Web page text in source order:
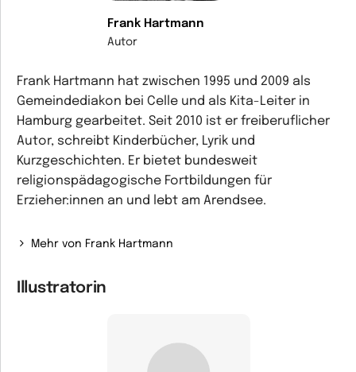
Frank Hartmann
Autor
Frank Hartmann hat zwischen 1995 und 2009 als
Gemeindediakon bei Celle und als Kita-Leiter in
Hamburg gearbeitet. Seit 2010 ist er freiberuflicher
Autor, schreibt Kinderbücher, Lyrik und
Kurzgeschichten. Er bietet bundesweit
religionspädagogische Fortbildungen für
Erzieher:innen an und lebt am Arendsee.
Mehr von Frank Hartmann
Illustratorin